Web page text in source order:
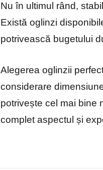
Nu în ultimul rând,
Există oglinzi
potrivească bugetului
Alegerea oglinzii
considerare
potrivește cel mai bine
complet aspectul și